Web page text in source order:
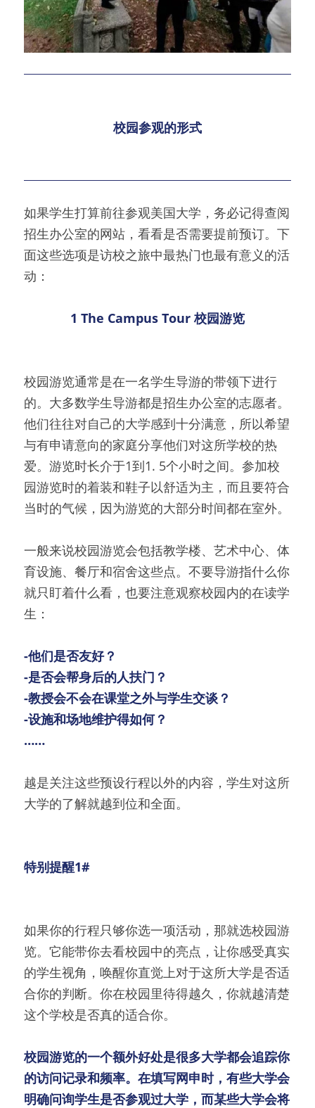
校园参观的形式
如果学生打算前往参观美国大学，务必记得查阅
招生办公室的网站，看看是否需要提前预订。下
面这些选项是访校之旅中最热门也最有意义的活
动：
1 The Campus Tour 校园游览
校园游览通常是在一名学生导游的带领下进行
的。大多数学生导游都是招生办公室的志愿者。
他们往往对自己的大学感到十分满意，所以希望
与有申请意向的家庭分享他们对这所学校的热
爱。游览时长介于1到1. 5个小时之间。参加校
园游览时的着装和鞋子以舒适为主，而且要符合
当时的气候，因为游览的大部分时间都在室外。
一般来说校园游览会包括教学楼、艺术中心、体
育设施、餐厅和宿舍这些点。不要导游指什么你
就只盯着什么看，也要注意观察校园内的在读学
生：
-他们是否友好？
-是否会帮身后的人扶门？
-教授会不会在课堂之外与学生交谈？
-设施和场地维护得如何？
……
越是关注这些预设行程以外的内容，学生对这所
大学的了解就越到位和全面。
特别提醒1#
如果你的行程只够你选一项活动，那就选校园游
览。它能带你去看校园中的亮点，让你感受真实
的学生视角，唤醒你直觉上对于这所大学是否适
合你的判断。你在校园里待得越久，你就越清楚
这个学校是否真的适合你。
校园游览的一个额外好处是很多大学都会追踪你
的访问记录和频率。在填写网申时，有些大学会
明确问询学生是否参观过大学，而某些大学会将